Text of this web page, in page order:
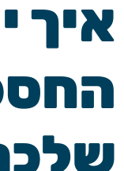
איך